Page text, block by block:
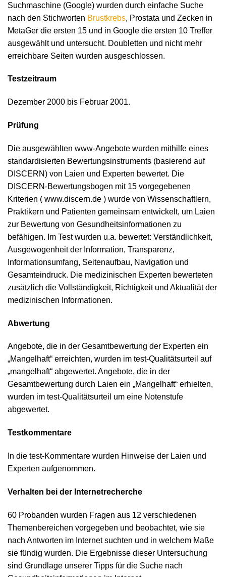
Suchmaschine (Google) wurden durch einfache Suche
nach den Stichworten Brustkrebs, Prostata und Zecken in
MetaGer die ersten 15 und in Google die ersten 10 Treffer
ausgewählt und untersucht. Doubletten und nicht mehr
erreichbare Seiten wurden ausgeschlossen.
Testzeitraum
Dezember 2000 bis Februar 2001.
Prüfung
Die ausgewählten www-Angebote wurden mithilfe eines
standardisierten Bewertungsinstruments (basierend auf
DISCERN) von Laien und Experten bewertet. Die
DISCERN-Bewertungsbogen mit 15 vorgegebenen
Kriterien ( www.discern.de ) wurde von Wissenschaftlern,
Praktikern und Patienten gemeinsam entwickelt, um Laien
zur Bewertung von Gesundheitsinformationen zu
befähigen. Im Test wurden u.a. bewertet: Verständlichkeit,
Ausgewogenheit der Information, Transparenz,
Informationsumfang, Seitenaufbau, Navigation und
Gesamteindruck. Die medizinischen Experten bewerteten
zusätzlich die Vollständigkeit, Richtigkeit und Aktualität der
medizinischen Informationen.
Abwertung
Angebote, die in der Gesamtbewertung der Experten ein
„Mangelhaft“ erreichten, wurden im test-Qualitätsurteil auf
„mangelhaft“ abgewertet. Angebote, die in der
Gesamtbewertung durch Laien ein „Mangelhaft“ erhielten,
wurden im test-Qualitätsurteil um eine Notenstufe
abgewertet.
Testkommentare
In die test-Kommentare wurden Hinweise der Laien und
Experten aufgenommen.
Verhalten bei der Internetrecherche
60 Probanden wurden Fragen aus 12 verschiedenen
Themenbereichen vorgegeben und beobachtet, wie sie
nach Antworten im Internet suchten und in welchem Maße
sie fündig wurden. Die Ergebnisse dieser Untersuchung
sind Grundlage unserer Tipps für die Suche nach